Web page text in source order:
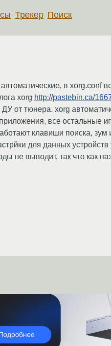
Трекер Поиск
в xorg.conf
xorg http://pastebin.ca/
от тюнера. xorg
все остальные
клавиши поиска, зум
для данных
не выводит, так что как